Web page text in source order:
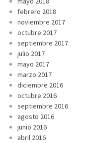
febrero 2018
noviembre 2017
octubre 2017
septiembre 2017
julio 2017
mayo 2017
marzo 2017
diciembre 2016
octubre 2016
septiembre 2016
agosto 2016
junio 2016
abril 2016